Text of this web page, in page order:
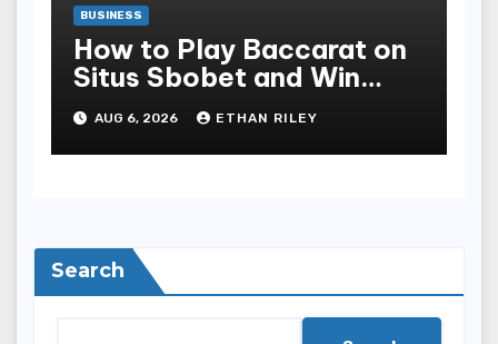
BUSINESS
How to Play Baccarat on
Situs Sbobet and Win
More Often ,
AUG 6, 2026 ETHAN RILEY
Search